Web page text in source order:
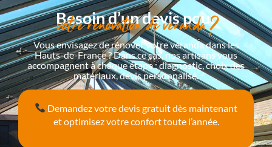
Besoin d’un devis pour
votre rénovation de véranda ?
Vous envisagez de rénover votre véranda dans les
Hauts-de-France ? Dans ce cas, nos artisans vous
accompagnent à chaque étape : diagnostic, choix des
matériaux, devis personnalisé.
Demandez votre devis gratuitdès maintenant
et optimisez votre confort toute l’année.